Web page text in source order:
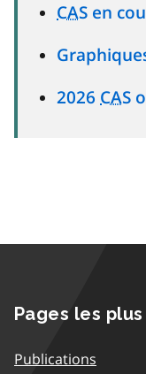
CAS en
2026 CAS
Pages les
Publications